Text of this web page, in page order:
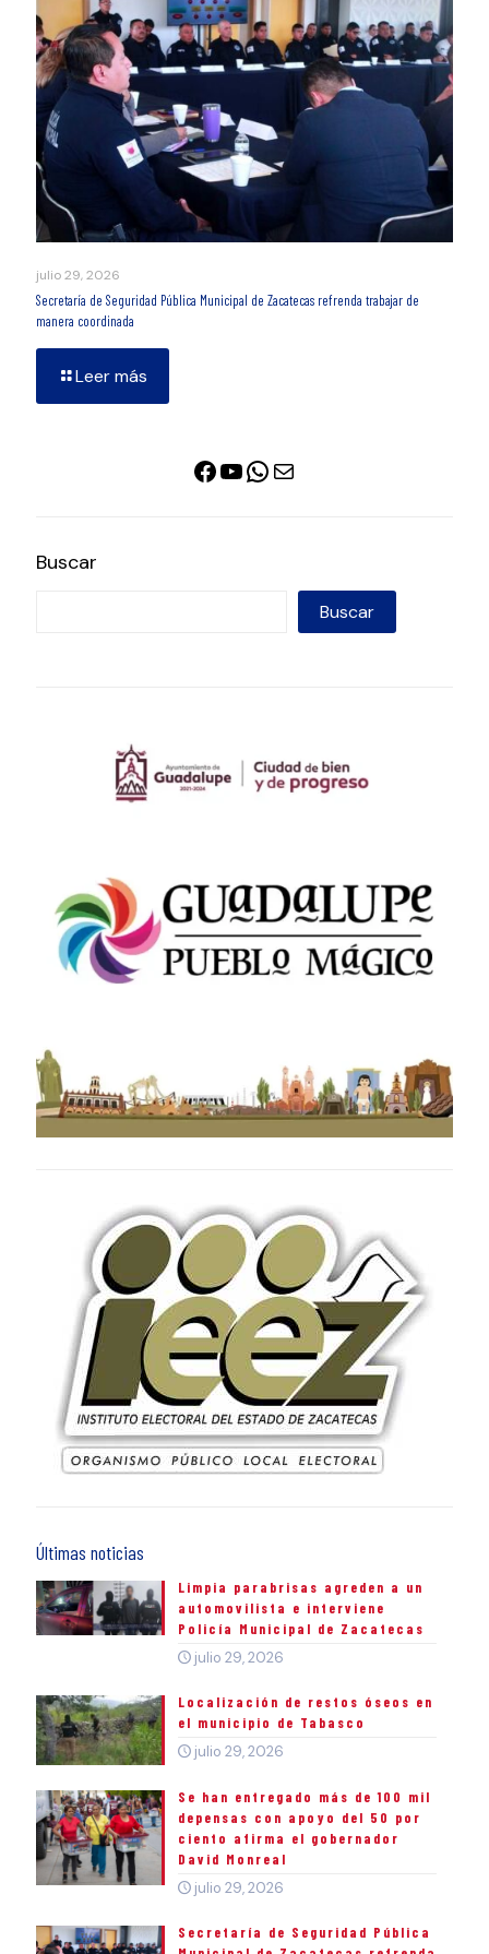
julio 29, 2026
Secretaría de Seguridad Pública Municipal de Zacatecas refrenda trabajar de
manera coordinada
Leer más
Facebook
YouTube
WhatsApp
Correo electrónico
Buscar
Buscar
Últimas noticias
Limpia parabrisas agreden a un
automovilista e interviene
Policía Municipal de Zacatecas
julio 29, 2026
Localización de restos óseos en
el municipio de Tabasco
julio 29, 2026
Se han entregado más de 100 mil
depensas con apoyo del 50 por
ciento afirma el gobernador
David Monreal
julio 29, 2026
Secretaría de Seguridad Pública